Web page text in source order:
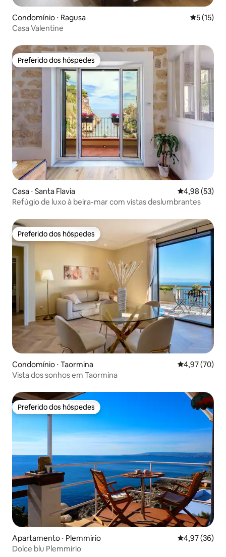
Condomínio ⋅ Ragusa 5 de uma
5 (15)
Casa Valentine
Preferido dos hóspedes
Preferido dos hóspedes
Casa ⋅ Santa Flavia 4,98 de uma
4,98 (53)
Refúgio de luxo à beira-mar com vistas deslumbrantes
Preferido dos hóspedes
Preferido dos hóspedes
Condomínio ⋅ Taormina 4,97 de uma
4,97 (70)
Vista dos sonhos em Taormina
Preferido dos hóspedes
Preferido dos hóspedes
Apartamento ⋅ Plemmirio 4,97 de uma
4,97 (36)
Dolce blu Plemmirio